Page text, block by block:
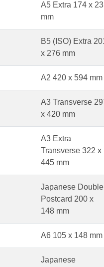
A5 Extra 174 x
mm
B5 (ISO) Extra
x 276 mm
A2 420 x 594 mm
A3 Transverse
x 420 mm
A3 Extra
Transverse 322 x
445 mm
Japanese Double
Postcard 200 x
148 mm
A6 105 x 148 mm
Japanese